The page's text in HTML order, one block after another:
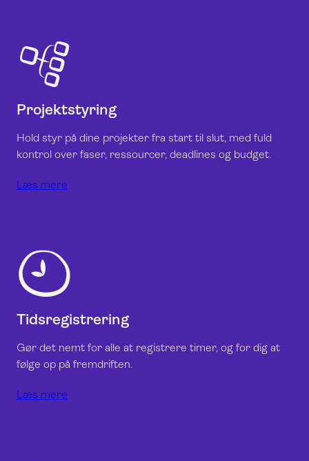
Projektstyring
Hold styr på dine projekter fra start til slut, med fuld
kontrol over faser, ressourcer, deadlines og budget.
Læs mere
Tidsregistrering
Gør det nemt for alle at registrere timer, og for dig at
følge op på fremdriften.
Læs mere